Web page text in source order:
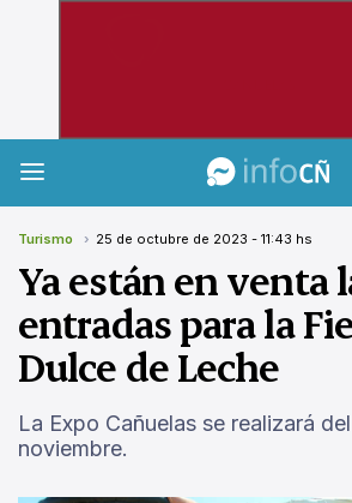
Turismo 25 de octubre de 2023 - 11:43 hs
Ya están en venta
entradas para la
Dulce de Leche
La Expo Cañuelas se realizará
noviembre.